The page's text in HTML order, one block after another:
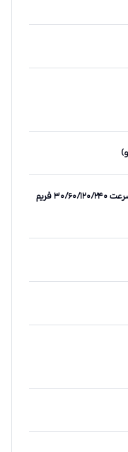
فیلم برداری 8K با سرعت ۳۰ فریم در ثانیه، 4K با سرعت ۳۰/۶۰ فریم در ثانیه، فیلم برداری 1080p با سرعت ۳۰/۶۰/۱۲۰/۲۴۰ فریم